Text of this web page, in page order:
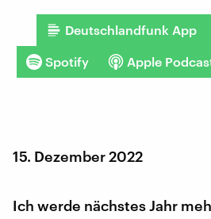
Deutschlandfunk App
Spotify Apple
15. Dezember 2022
Ich werde nächstes Jahr